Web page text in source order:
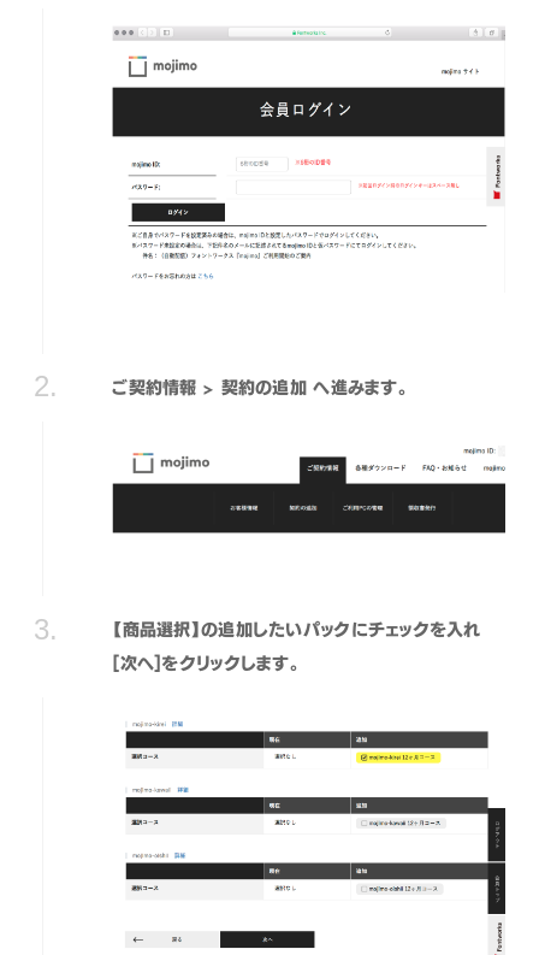
ご契約情報 > 契約の追加 へ進みます。
【商品選択】の追加したいパックにチェックを入れ
[次へ]をクリックします。